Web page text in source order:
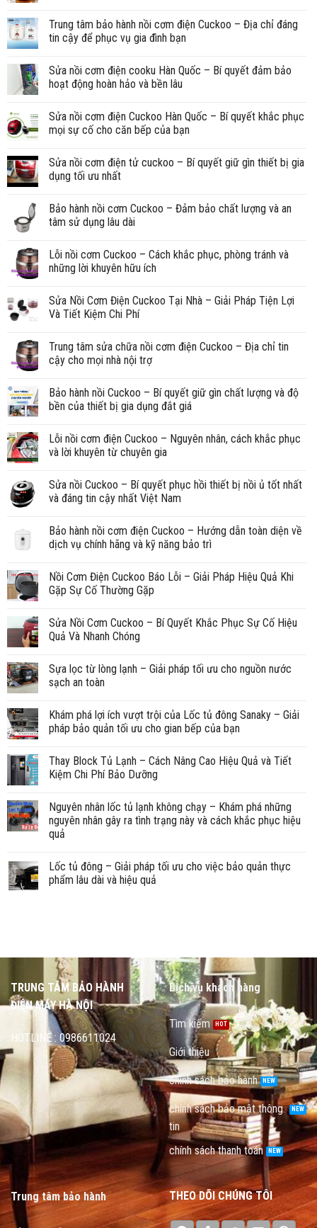
Trung tâm bảo hành nồi cơm điện Cuckoo – Địa chỉ đáng
tin cậy để phục vụ gia đình bạn
Sửa nồi cơm điện cooku Hàn Quốc – Bí quyết đảm bảo
hoạt động hoàn hảo và bền lâu
Sửa nồi cơm điện Cuckoo Hàn Quốc – Bí quyết khắc phục
mọi sự cố cho căn bếp của bạn
Sửa nồi cơm điện tử cuckoo – Bí quyết giữ gìn thiết bị gia
dụng tối ưu nhất
Bảo hành nồi cơm Cuckoo – Đảm bảo chất lượng và an
tâm sử dụng lâu dài
Lỗi nồi cơm Cuckoo – Cách khắc phục, phòng tránh và
những lời khuyên hữu ích
Sửa Nồi Cơm Điện Cuckoo Tại Nhà – Giải Pháp Tiện Lợi
Và Tiết Kiệm Chi Phí
Trung tâm sửa chữa nồi cơm điện Cuckoo – Địa chỉ tin
cậy cho mọi nhà nội trợ
Bảo hành nồi Cuckoo – Bí quyết giữ gìn chất lượng và độ
bền của thiết bị gia dụng đắt giá
Lỗi nồi cơm điện Cuckoo – Nguyên nhân, cách khắc phục
và lời khuyên từ chuyên gia
Sửa nồi Cuckoo – Bí quyết phục hồi thiết bị nồi ủ tốt nhất
và đáng tin cậy nhất Việt Nam
Bảo hành nồi cơm điện Cuckoo – Hướng dẫn toàn diện về
dịch vụ chính hãng và kỹ năng bảo trì
Nồi Cơm Điện Cuckoo Báo Lỗi – Giải Pháp Hiệu Quả Khi
Gặp Sự Cố Thường Gặp
Sửa Nồi Cơm Cuckoo – Bí Quyết Khắc Phục Sự Cố Hiệu
Quả Và Nhanh Chóng
Sựa lọc từ lòng lạnh – Giải pháp tối ưu cho nguồn nước
sạch an toàn
Khám phá lợi ích vượt trội của Lốc tủ đông Sanaky – Giải
pháp bảo quản tối ưu cho gian bếp của bạn
Thay Block Tủ Lạnh – Cách Nâng Cao Hiệu Quả và Tiết
Kiệm Chi Phí Bảo Dưỡng
Nguyên nhân lốc tủ lạnh không chạy – Khám phá những
nguyên nhân gây ra tình trạng này và cách khắc phục hiệu
quả
Lốc tủ đông – Giải pháp tối ưu cho việc bảo quản thực
phẩm lâu dài và hiệu quả
TRUNG TÂM BẢO HÀNH
ĐIỆN MÁY HÀ NỘI
HOTLINE : 0986611024
Dịch vụ khách hàng
Tìm kiếm
Giới thiệu
chính sách bảo hành
chính sách bảo mật thông
tin
chính sách thanh toán
Trung tâm bảo hành THEO DÕI CHÚNG TÔI